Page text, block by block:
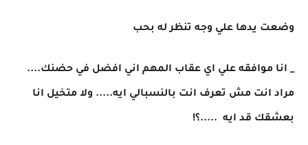
وضعت يدها علي وجه تنظر له بحب
_ انا موافقه علي اي عقاب المهم اني افضل في حضنك....
مراد انت مش تعرف انت بالنسبالي ايه..... ولا متخيل انا
بعشقك قد ايه .....؟!